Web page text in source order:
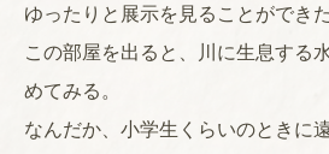
ゆったりと展示を見ることができた
この部屋を出ると、川に生息する
めてみる。
なんだか、小学生くらいのときに